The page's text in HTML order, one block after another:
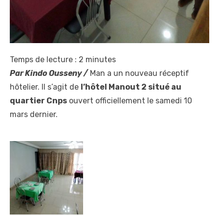
Temps de lecture : 2 minutes
Par Kindo Ousseny /Man a un nouveau réceptif
hôtelier. Il s’agit de l’hôtel Manout 2 situé au
quartier Cnps ouvert officiellement le samedi 10
mars dernier.